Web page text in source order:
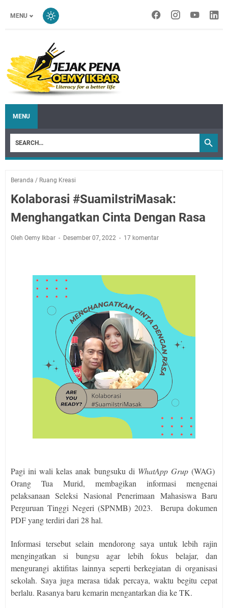
MENU
MENU
Beranda / Ruang Kreasi
Kolaborasi #SuamiIstriMasak:
Menghangatkan Cinta Dengan Rasa
Oleh Oemy Ikbar Desember 07, 2022 17 komentar
Pagi ini wali kelas anak bungsuku di WhatApp Grup(WAG)
Orang Tua Murid, membagikan informasi mengenai
pelaksanaan Seleksi Nasional Penerimaan Mahasiswa Baru
Perguruan Tinggi Negeri (SPNMB) 2023.
Berupa dokumen
PDF yang terdiri dari 28 hal.
Informasi tersebut selain mendorong saya untuk lebih rajin
mengingatkan si bungsu agar lebih fokus belajar, dan
mengurangi aktifitas lainnya seperti berkegiatan di organisasi
sekolah. Saya juga merasa tidak percaya, waktu begitu cepat
berlalu. Rasanya baru kemarin mengantarkan dia ke TK.